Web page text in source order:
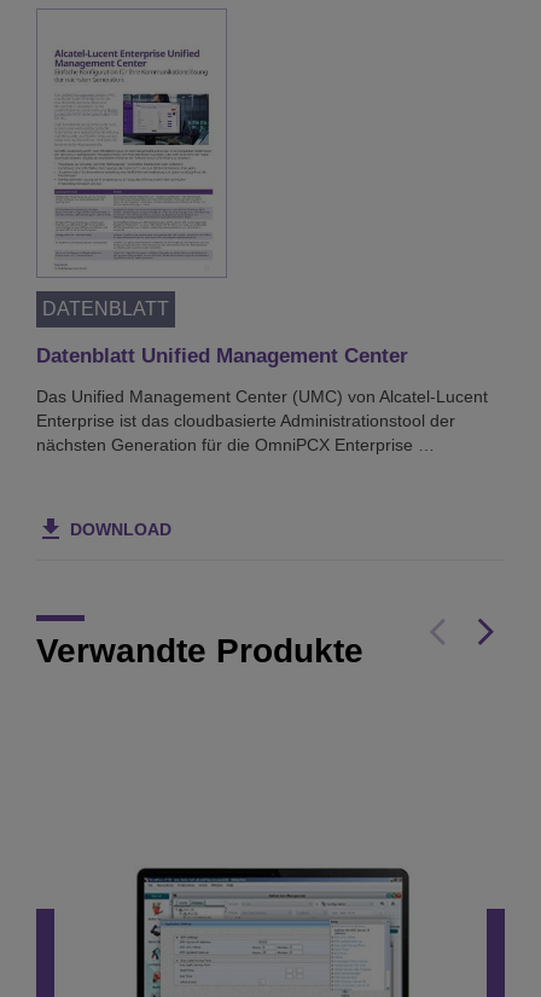
DATENBLATT
Datenblatt Unified Management Center
Das Unified Management Center (UMC) von Alcatel-Lucent
Enterprise ist das cloudbasierte Administrationstool der
nächsten Generation für die OmniPCX Enterprise …
DOWNLOAD
Verwandte Produkte